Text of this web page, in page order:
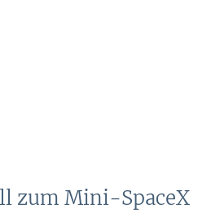
zum Mini-SpaceX